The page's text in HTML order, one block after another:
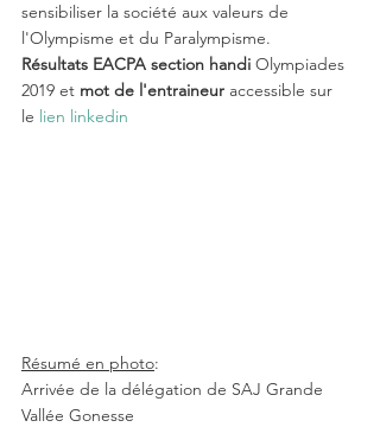
sensibiliser la société aux valeurs de
l'Olympisme et du Paralympisme.
Résultats EACPA section handi Olympiades
2019 et mot de l'entraineur accessible sur
le lien linkedin
Résumé en photo:
Arrivée de la délégation de SAJ Grande
Vallée Gonesse